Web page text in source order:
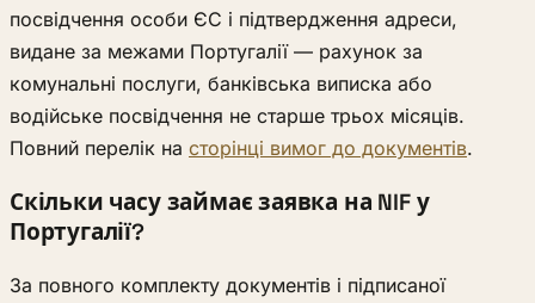
посвідчення особи ЄС і підтвердження адреси,
видане за межами Португалії — рахунок за
комунальні послуги, банківська виписка або
водійське посвідчення не старше трьох місяців.
Повний перелік на сторінці вимог до документів.
Скільки часу займає заявка на NIF у
Португалії?
За повного комплекту документів і підписаної